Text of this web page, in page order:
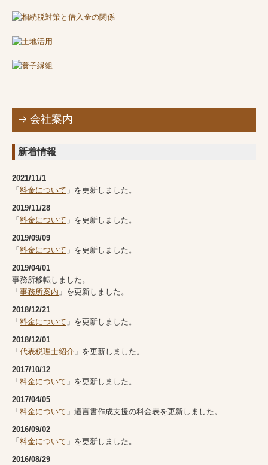
会社案内
新着情報
2021/11/1
「 料金について 」を更新しました。
2019/11/28
「 料金について 」を更新しました。
2019/09/09
「 料金について 」を更新しました。
2019/04/01
事務所移転しました。
「 事務所案内 」を更新しました。
2018/12/21
「 料金について 」を更新しました。
2018/12/01
「 代表税理士紹介 」を更新しました。
2017/10/12
「 料金について 」を更新しました。
2017/04/05
「 料金について 」遺言書作成支援の料金表を更新しました。
2016/09/02
「 料金について 」を更新しました。
2016/08/29